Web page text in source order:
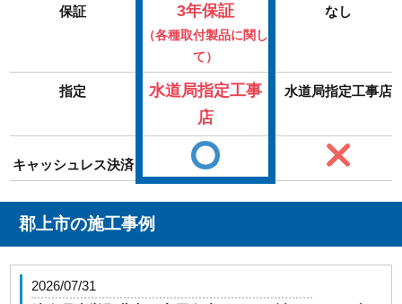
保証 3年保証
（各種取付製品に関し
て）
なし
指定
水道局指定工事
店
水道局指定工事店
キャッシュレス決済
郡上市の施工事例
2026/07/31